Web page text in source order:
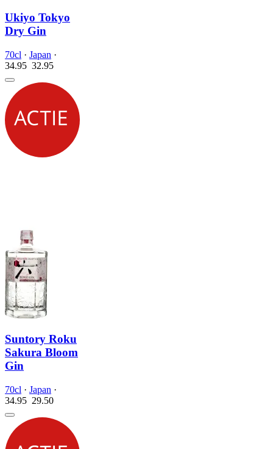
Ukiyo Tokyo
Dry Gin
70cl · Japan ·
34.95 32.95
Suntory Roku
Sakura Bloom
Gin
70cl · Japan ·
34.95 29.50